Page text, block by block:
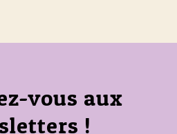
vous aux
!